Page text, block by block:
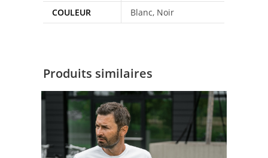
COULEUR
Blanc, Noir
Produits similaires